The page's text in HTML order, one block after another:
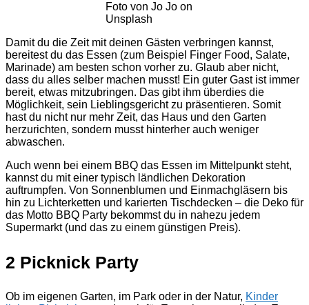
Foto von Jo Jo on
Unsplash
Damit du die Zeit mit deinen Gästen verbringen kannst,
bereitest du das Essen (zum Beispiel Finger Food, Salate,
Marinade) am besten schon vorher zu. Glaub aber nicht,
dass du alles selber machen musst! Ein guter Gast ist immer
bereit, etwas mitzubringen. Das gibt ihm überdies die
Möglichkeit, sein Lieblingsgericht zu präsentieren. Somit
hast du nicht nur mehr Zeit, das Haus und den Garten
herzurichten, sondern musst hinterher auch weniger
abwaschen.
Auch wenn bei einem BBQ das Essen im Mittelpunkt steht,
kannst du mit einer typisch ländlichen Dekoration
auftrumpfen. Von Sonnenblumen und Einmachgläsern bis
hin zu Lichterketten und karierten Tischdecken – die Deko für
das Motto BBQ Party bekommst du in nahezu jedem
Supermarkt (und das zu einem günstigen Preis).
2 Picknick Party
Ob im eigenen Garten, im Park oder in der Natur, Kinder